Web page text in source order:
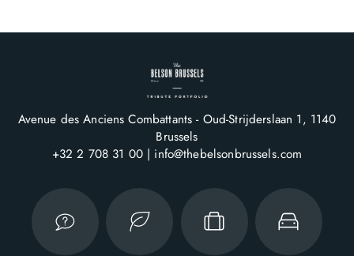
Avenue des Anciens Combattants - Oud-Strijderslaan 1
1140
Brussels
+32 2 708 31 00
info@thebelsonbrussels.com